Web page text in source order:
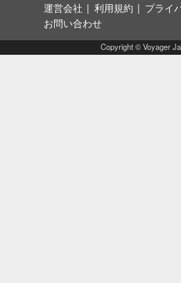
運営会社 利用規約
プライ
お問い合わせ
Copyright © Voyager